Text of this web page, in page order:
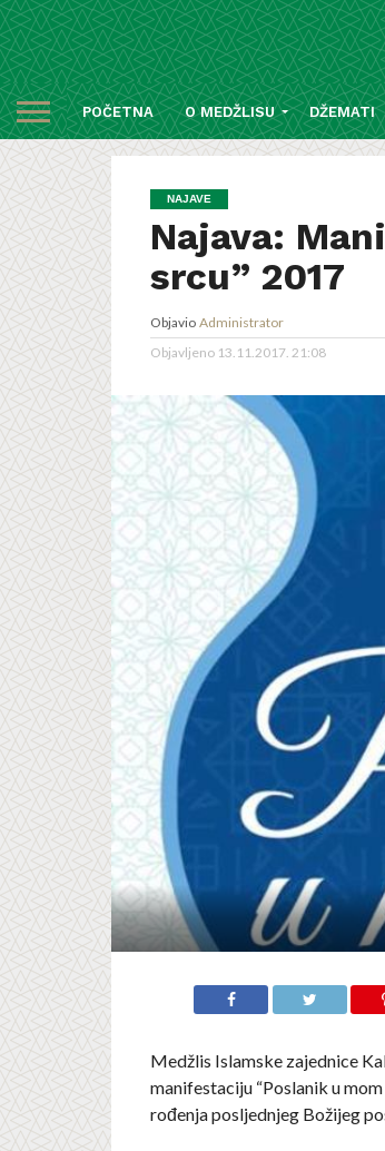
POČETNA O MEDŽLISU DŽEMATI
NAJAVE
Najava:
srcu” 2017
Objavio Administrator
Objavljeno 13.11.2017. 21:08
Medžlis Islamske zajednice
manifestaciju “Poslanik u
rođenja posljednjeg Božijeg